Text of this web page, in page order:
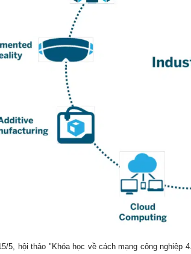
5, hội thảo "Khóa học về cách mạng công